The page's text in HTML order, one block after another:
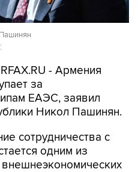
- Армения
за
ЕАЭС, заявил
Никол Пашинян.
сотрудничества с
одним из